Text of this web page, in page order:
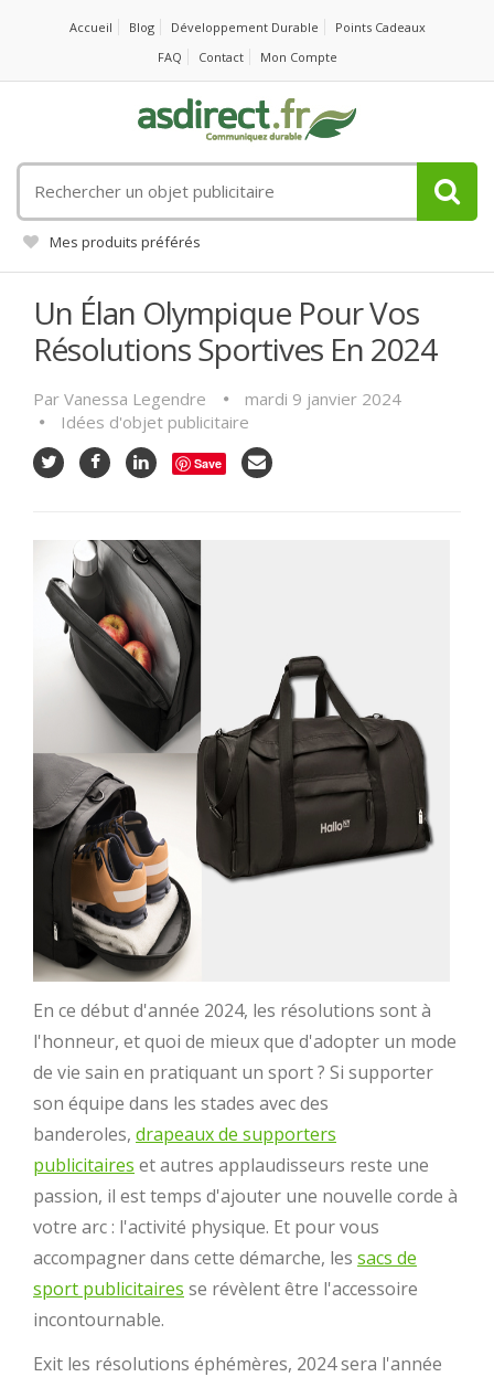
Accueil Blog Développement Durable
Points Cadeaux
FAQ
Contact Mon Compte
un
objet
publicitaire
Mes produits préférés
Un Élan Olympique Pour Vos
Résolutions Sportives En 2024
Par Vanessa Legendre
mardi 9 janvier 2024
Idées d'objet publicitaire
Save
En ce début d'année 2024, les résolutions sont à
l'honneur, et quoi de mieux que d'adopter un mode
de vie sain en pratiquant un sport ? Si supporter
son équipe dans les stades avec des
banderoles, drapeaux de supporters
publicitaires et autres applaudisseurs reste une
passion, il est temps d'ajouter une nouvelle corde à
votre arc : l'activité physique. Et pour vous
accompagner dans cette démarche, les sacs de
sport publicitaires se révèlent être l'accessoire
incontournable.
Exit les résolutions éphémères, 2024 sera l'année